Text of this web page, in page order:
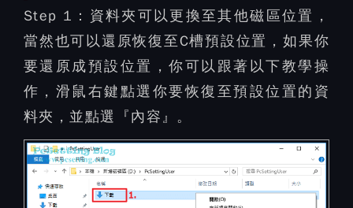
Step 1： 資料夾可以更換至其他磁區位置，
當然也可以還原恢復至C槽預設位置，如果你
要還原成預設位置，你可以跟著以下教學操
作，滑鼠右鍵點選你要恢復至預設位置的資
料夾，並點選『內容』。